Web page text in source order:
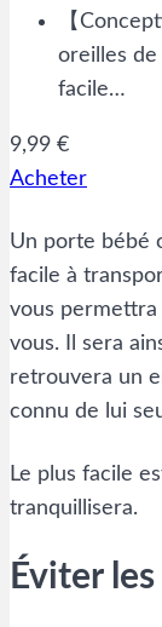
【
oreilles
facile…
9,99 €
Acheter
Un porte bébé
facile à
vous
vous. Il sera
retrouvera un
connu de lui
Le plus facile
tranquillisera.
Éviter